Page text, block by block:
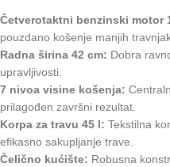
Četverotaktni benzinski motor
pouzdano košenje manjih
Radna širina 42 cm: Dobra
upravljivosti.
7 nivoa visine košenja:
prilagođen završni rezultat.
Korpa za travu 45 l: Tekstilna
efikasno sakupljanje trave.
Čelično kućište: Robusna